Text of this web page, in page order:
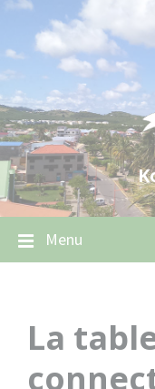
Skip
content
Skip
navigation
Skip
footer
Menu
La